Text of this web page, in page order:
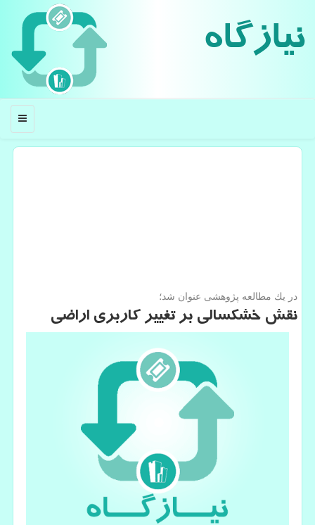
نیازگاه
منو
در یك مطالعه پژوهشی عنوان شد؛
نقش خشكسالی بر تغییر كاربری اراضی